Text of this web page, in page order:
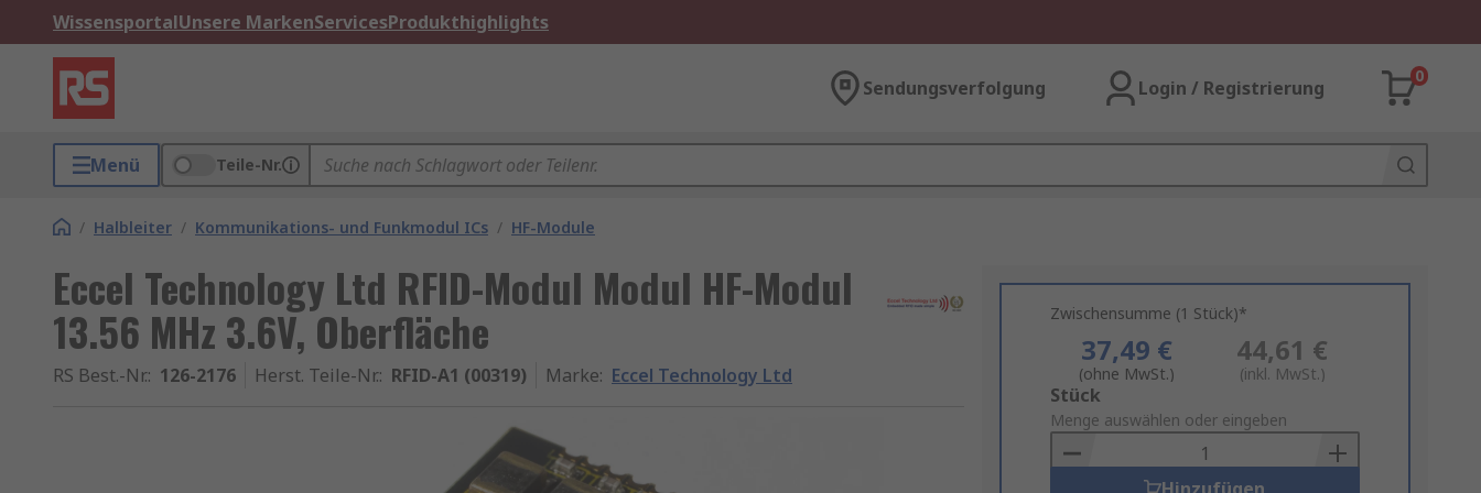
WissensportalUnsere MarkenServicesProdukthighlights
Sendungsverfolgung Login / Registrierung
0
Menü Teile-Nr.
/ Halbleiter / Kommunikations- und Funkmodul ICs / HF-Module
Eccel Technology Ltd RFID-Modul Modul HF-Modul
13.56 MHz 3.6V, Oberfläche
RS Best.-Nr.: 126-2176 Herst. Teile-Nr.: RFID-A1 (00319) Marke: Eccel Technology Ltd
Zwischensumme (1 Stück)*
37,49 €
(ohne MwSt.)
44,61 €
(inkl. MwSt.)
Add
to
Basket
Stück
Menge auswählen oder eingeben